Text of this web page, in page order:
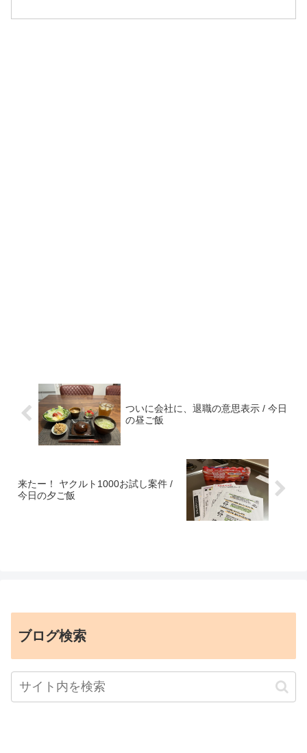
ついに会社に、退職の意思表示 / 今日
の昼ご飯
来たー！ ヤクルト1000お試し案件 /
今日の夕ご飯
ブログ検索